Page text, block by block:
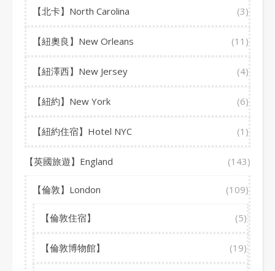
【北卡】North Carolina (3)
【紐奧良】New Orleans (11)
【紐澤西】New Jersey (4)
【紐約】New York (6)
【紐約住宿】Hotel NYC (1)
【英國旅遊】England (143)
【倫敦】London (109)
【倫敦住宿】 (5)
【倫敦博物館】 (19)